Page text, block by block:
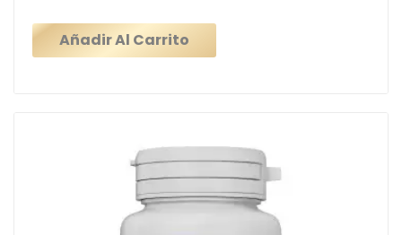
Añadir Al Carrito